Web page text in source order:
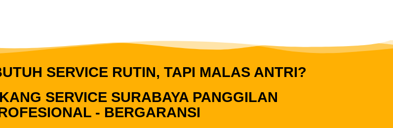
SERVICE RUTIN, TAPI MALAS ANTRI?
SERVICE SURABAYA PANGGILAN
- BERGARANSI